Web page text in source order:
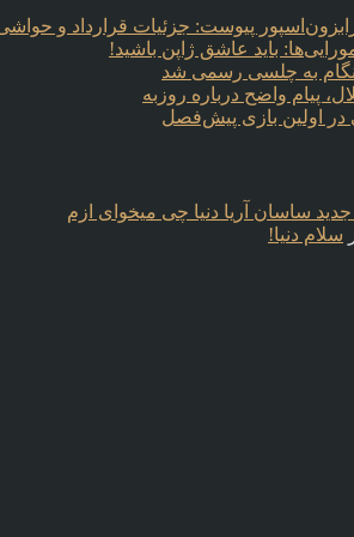
پیوست: جزئیات قرارداد و حواشی
باید عاشق ژاپن باشید!
به چلسی رسمی شد
پیام واضح درباره روزبه
در اولین بازی پیش‌فصل
ساسان آریا دنیا چی میخوای ازم
سلام دنیا!